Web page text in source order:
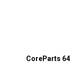
CoreParts